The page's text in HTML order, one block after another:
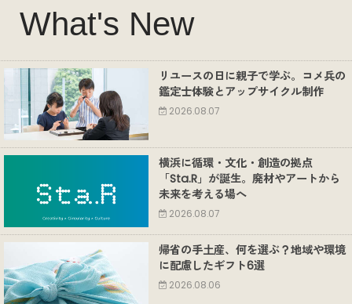
What's New
リユースの日に親子で学ぶ。コメ兵の
鑑定士体験とアップサイクル制作
2026.08.07
横浜に循環・文化・創造の拠点
「Sta.R」が誕生。廃材やアートから
未来を考える場へ
2026.08.07
帰省の手土産、何を選ぶ？地域や環境
に配慮したギフト6選
2026.08.06